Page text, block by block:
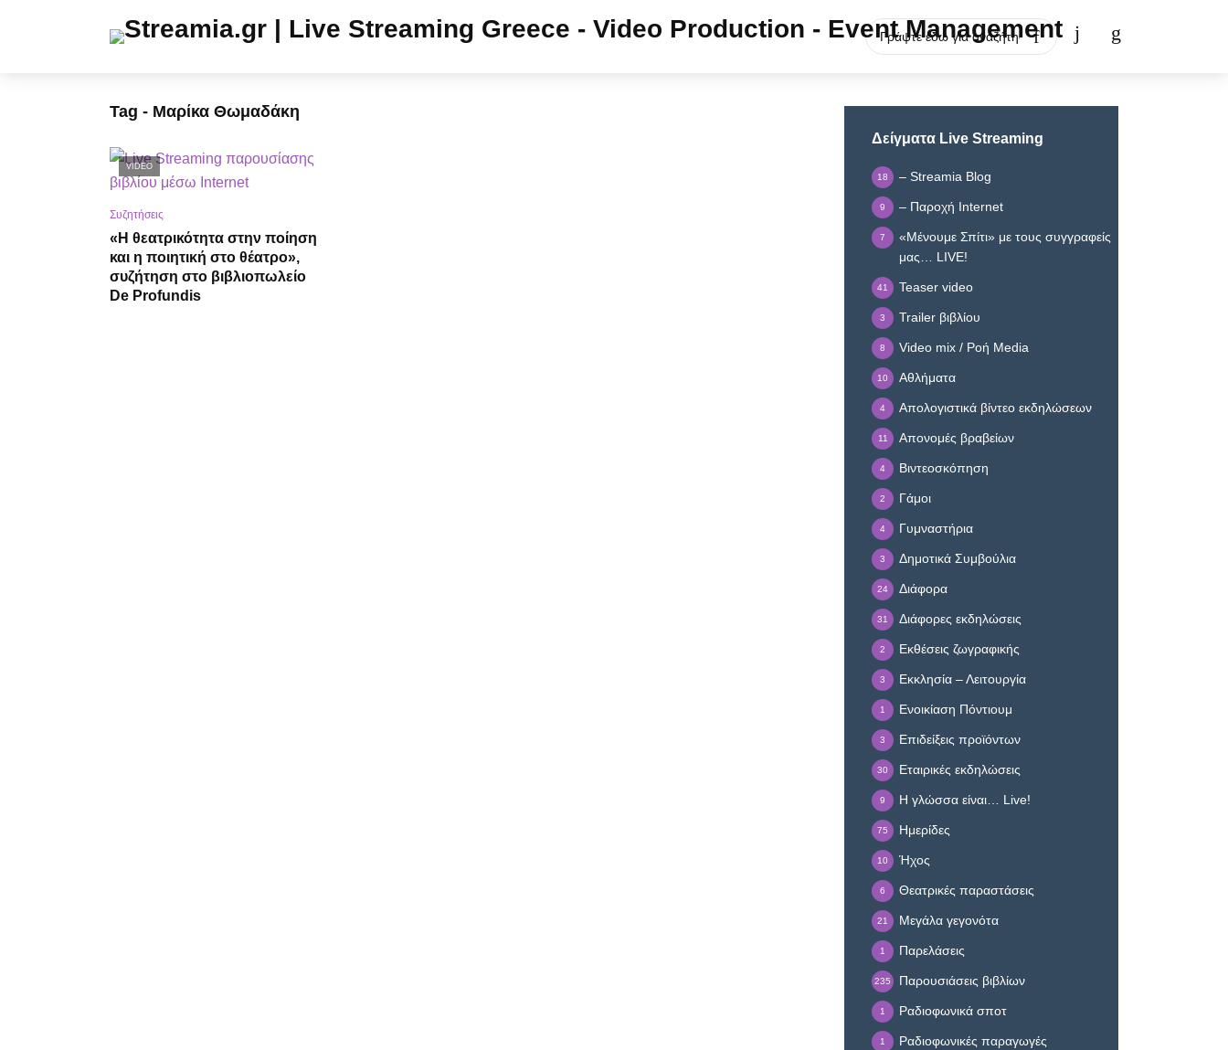
Tag - Μαρίκα Θωμαδάκη
VIDEO
Συζητήσεις
«H θεατρικότητα στην ποίηση
και η ποιητική στο θέατρο»,
συζήτηση στο βιβλιοπωλείο
De Profundis
Δείγματα Live Streaming
– Streamia Blog
18
– Παροχή Internet
9
«Μένουμε Σπίτι» με τους συγγραφείς
μας… LIVE!
7
Teaser video
41
Trailer βιβλίου
3
Video mix / Ροή Media
8
Αθλήματα
10
Απολογιστικά βίντεο εκδηλώσεων
4
Απονομές βραβείων
11
Βιντεοσκόπηση
4
Γάμοι
2
Γυμναστήρια
4
Δημοτικά Συμβούλια
3
Διάφορα
24
Διάφορες εκδηλώσεις
31
Εκθέσεις ζωγραφικής
2
Εκκλησία – Λειτουργία
3
Ενοικίαση Πόντιουμ
1
Επιδείξεις προϊόντων
3
Εταιρικές εκδηλώσεις
30
Η γλώσσα είναι… Live!
9
Ημερίδες
75
Ήχος
10
Θεατρικές παραστάσεις
6
Μεγάλα γεγονότα
21
Παρελάσεις
1
Παρουσιάσεις βιβλίων
235
Ραδιοφωνικά σποτ
1
Ραδιοφωνικές παραγωγές
1